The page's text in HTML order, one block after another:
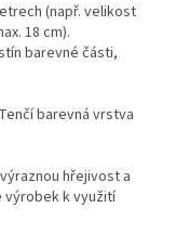
(např. velikost
18 cm).
barevné části,
barevná vrstva
hřejivost a
výrobek k využití